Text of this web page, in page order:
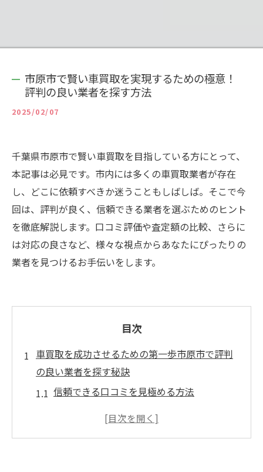
市原市で賢い車買取を実現するための極意！
評判の良い業者を探す方法
2025/02/07
千葉県市原市で賢い車買取を目指している方にとって、
本記事は必見です。市内には多くの車買取業者が存在
し、どこに依頼すべきか迷うこともしばしば。そこで今
回は、評判が良く、信頼できる業者を選ぶためのヒント
を徹底解説します。口コミ評価や査定額の比較、さらに
は対応の良さなど、様々な視点からあなたにぴったりの
業者を見つけるお手伝いをします。
目次
車買取を成功させるための第一歩市原市で評判
の良い業者を探す秘訣
信頼できる口コミを見極める方法
市原市の地域特性を活かした業者選び